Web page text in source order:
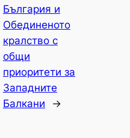
България и
Обединеното
кралство с
общи
приоритети за
Западните
Балкани
→